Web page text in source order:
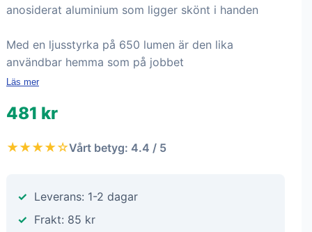
anosiderat aluminium som ligger skönt i handen
Med en ljusstyrka på 650 lumen är den lika
användbar hemma som på jobbet
Läs mer
481 kr
★★★★☆Vårt betyg: 4.4 / 5
Leverans: 1-2 dagar
Frakt: 85 kr